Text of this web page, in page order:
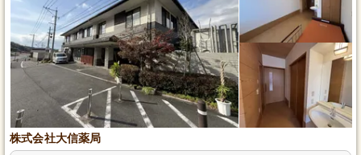
株式会社大信薬局